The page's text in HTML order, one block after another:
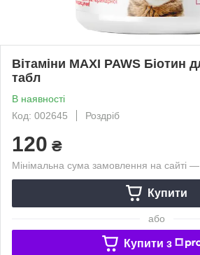
Вітаміни MAXI PAWS Біотин
табл
В наявності
Код: 002645
Роздріб
120 ₴
Мінімальна сума замовлення на сайті
Купити
або
Купити з